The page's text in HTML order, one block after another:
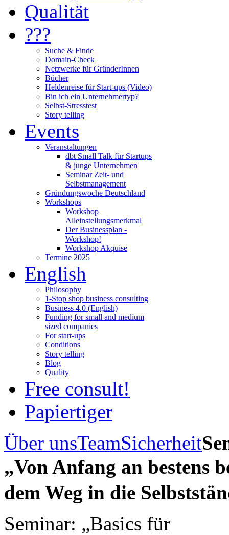
Qualität
???
Suche & Finde
Domain-Check
Netzwerke für GründerInnen
Bücher
Heldenreise für Start-ups (Video)
Bin ich ein Unternehmertyp?
Selbst-Stresstest
Story telling
Events
Veranstaltungen
dbt Small Talk für Startups
& junge Unternehmen
Seminar Zeit- und
Selbstmanagement
Gründungswoche Deutschland
Workshops
Workshop
Alleinstellungsmerkmal
Der Businessplan -
Workshop!
Workshop Akquise
Termine 2025
English
Philosophy
1-Stop shop business consulting
Business 4.0 (English)
Funding for small and medium
sized companies
For start-ups
Conditions
Story telling
Blog
Quality
Free consult!
Papiertiger
Über unsTeamSicherheit
„Von Anfang an bestens
dem Weg in die
Seminar: „Basics für